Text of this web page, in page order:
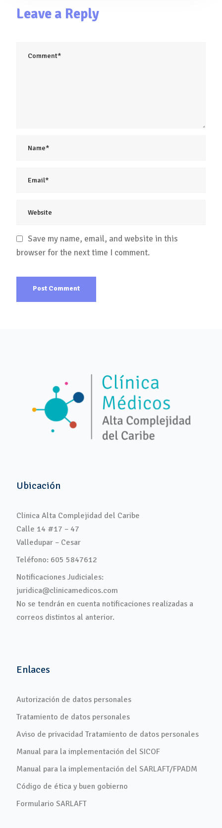
Leave a Reply
Save my name, email, and website in this
browser for the next time I comment.
Ubicación
Clinica Alta Complejidad del Caribe
Calle 14 #17 – 47
Valledupar – Cesar
Teléfono: 605 5847612
Notificaciones Judiciales:
juridica@clinicamedicos.com
No se tendrán en cuenta notificaciones realizadas a
correos distintos al anterior.
Enlaces
Autorización de datos personales
Tratamiento de datos personales
Aviso de privacidad Tratamiento de datos personales
Manual para la implementación del SICOF
Manual para la implementación del SARLAFT/FPADM
Código de ética y buen gobierno
Formulario SARLAFT